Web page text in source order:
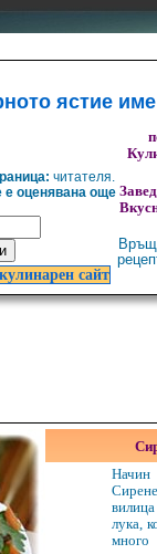
ястие
читателя.
е оценявана още
сайт
Начин
лука,